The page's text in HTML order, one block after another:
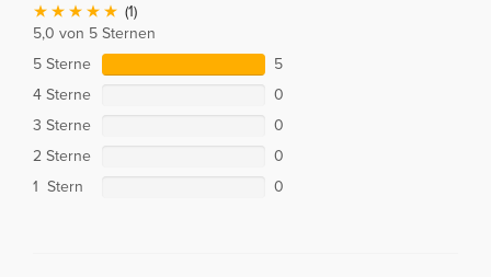
(1)
5,0 von 5 Sternen
5 Sterne
5
4 Sterne
0
3 Sterne
0
2 Sterne
0
1 Stern
0